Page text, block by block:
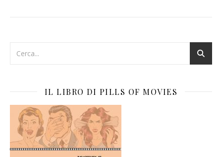
IL LIBRO DI PILLS OF MOVIES